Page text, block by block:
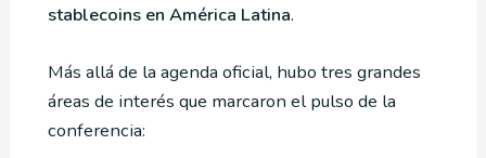
stablecoins en América Latina.
Más allá de la agenda oficial, hubo tres grandes
áreas de interés que marcaron el pulso de la
conferencia: